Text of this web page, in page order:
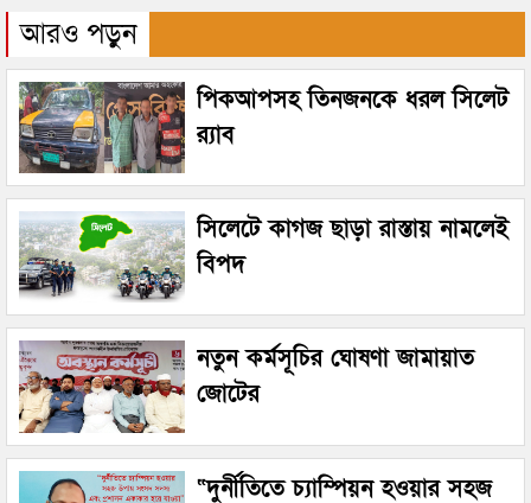
আরও পড়ুন
পিকআপসহ তিনজনকে ধরল সিলেট
র‌্যাব
সিলেটে কাগজ ছাড়া রাস্তায় নামলেই
বিপদ
নতুন কর্মসূচির ঘোষণা জামায়াত
জোটের
“দুর্নীতিতে চ্যাম্পিয়ন হওয়ার সহজ